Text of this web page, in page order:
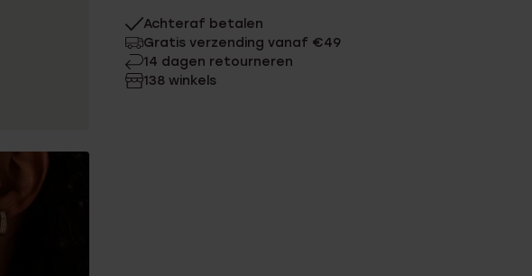
Achteraf betalen
Gratis verzending vanaf €49
14 dagen retourneren
138 winkels